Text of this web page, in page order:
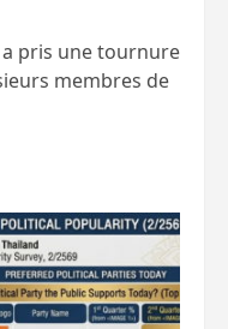
pris une tournure
membres de